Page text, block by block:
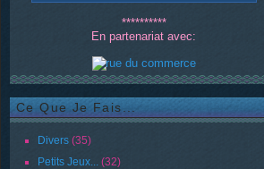
**********
En partenariat avec:
Ce Que Je Fais...
Divers (35)
Petits Jeux... (32)